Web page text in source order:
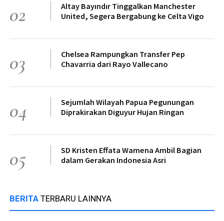
02
Altay Bayındır Tinggalkan Manchester
United, Segera Bergabung ke Celta Vigo
03
Chelsea Rampungkan Transfer Pep
Chavarria dari Rayo Vallecano
04
Sejumlah Wilayah Papua Pegunungan
Diprakirakan Diguyur Hujan Ringan
05
SD Kristen Effata Wamena Ambil Bagian
dalam Gerakan Indonesia Asri
BERITA TERBARU LAINNYA